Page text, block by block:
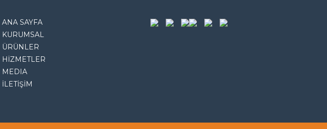
ANA SAYFA
KURUMSAL
ÜRÜNLER
HİZMETLER
MEDIA
İLETİŞİM